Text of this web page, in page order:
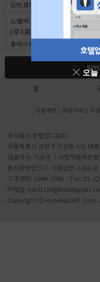
당번,룸메이드 3,500,000원 1년
노벰버 모텔 서울 구로구
(주1회 휴무) 신도림에서 청
룸메이드
일
오늘
홈
이용약관 유료서비스 이
주식회사 호텔업디알티
서울특별시 금천구 가산동 691 대
대표이사: 이송주
사업자등록번
통신판매업신고: 서울금천-1204 호
고객센터: 1644-7896
Fax: 02-
이메일:
Copyright ⓒ HotelupDRT Corp.